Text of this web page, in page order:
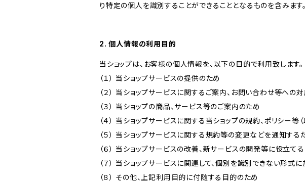
り特定の個人を識別することができることとなるものを含みます
2. 個人情報の利用目的
当ショップは、お客様の個人情報を、以下の目的で利用致します。
（１） 当ショップサービスの提供のため
（２） 当ショップサービスに関するご案内、お問い合わせ等への
（３） 当ショップの商品、サービス等のご案内のため
（４） 当ショップサービスに関する当ショップの規約、ポリシー
（５） 当ショップサービスに関する規約等の変更などを通知する
（６） 当ショップサービスの改善、新サービスの開発等に役立て
（７） 当ショップサービスに関連して、個別を識別できない形式
（８） その他、上記利用目的に付随する目的のため